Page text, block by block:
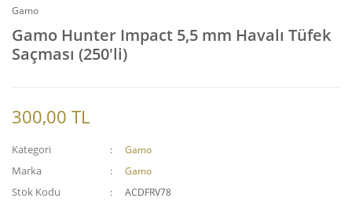
Gamo
Gamo Hunter Impact 5,5 mm Havalı Tüfek
Saçması (250'li)
300,00 TL
Kategori Gamo
Marka Gamo
Stok Kodu ACDFRV78